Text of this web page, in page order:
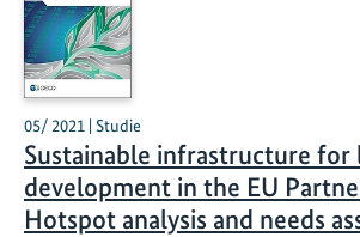
05/ 2021 | Studie
Sustainable infrastructure for
development in the EU
Hotspot analysis and needs